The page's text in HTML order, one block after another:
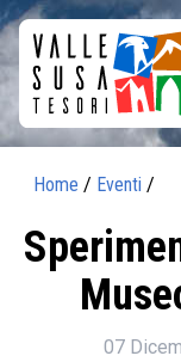
Home / Eventi /
07